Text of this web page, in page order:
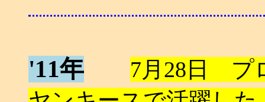
'11年
7月28日 プ